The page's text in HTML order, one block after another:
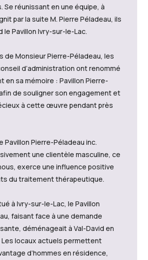
Se réunissant en une équipe, à
par la suite M. Pierre Péladeau, ils
le Pavillon Ivry-sur-le-Lac.
de Monsieur Pierre-Péladeau, les
d’administration ont renommé
en sa mémoire : Pavillon Pierre-
de souligner son engagement et
à cette œuvre pendant près
Pavillon Pierre-Péladeau inc.
une clientèle masculine, ce
exerce une influence positive
du traitement thérapeutique.
à Ivry-sur-le-Lac, le Pavillon
faisant face à une demande
déménageait à Val-David en
locaux actuels permettent
d’hommes en résidence,